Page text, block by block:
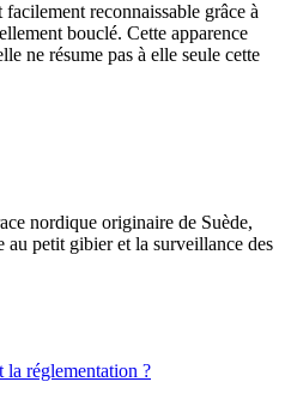
reconnaissable grâce à
bouclé. Cette apparence
ne résume pas à elle seule cette
nordique originaire de Suède,
au petit gibier et la surveillance des
la réglementation ?